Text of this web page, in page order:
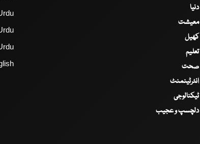
دنیا
معیشت
کھیل
تعلیم
صحت
انٹرٹینمنٹ
ٹیکنالوجی
دلچسپ و عجیب